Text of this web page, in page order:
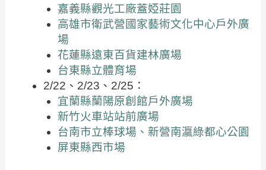
嘉義縣觀光工廠蓋婭莊園
高雄市衛武營國家藝術文化中心戶外廣
場
花蓮縣遠東百貨建林廣場
台東縣立體育場
2/22、2/23、2/25：
宜蘭縣蘭陽原創館戶外廣場
新竹火車站站前廣場
台南市立棒球場、新營南瀛綠都心公園
屏東縣西市場